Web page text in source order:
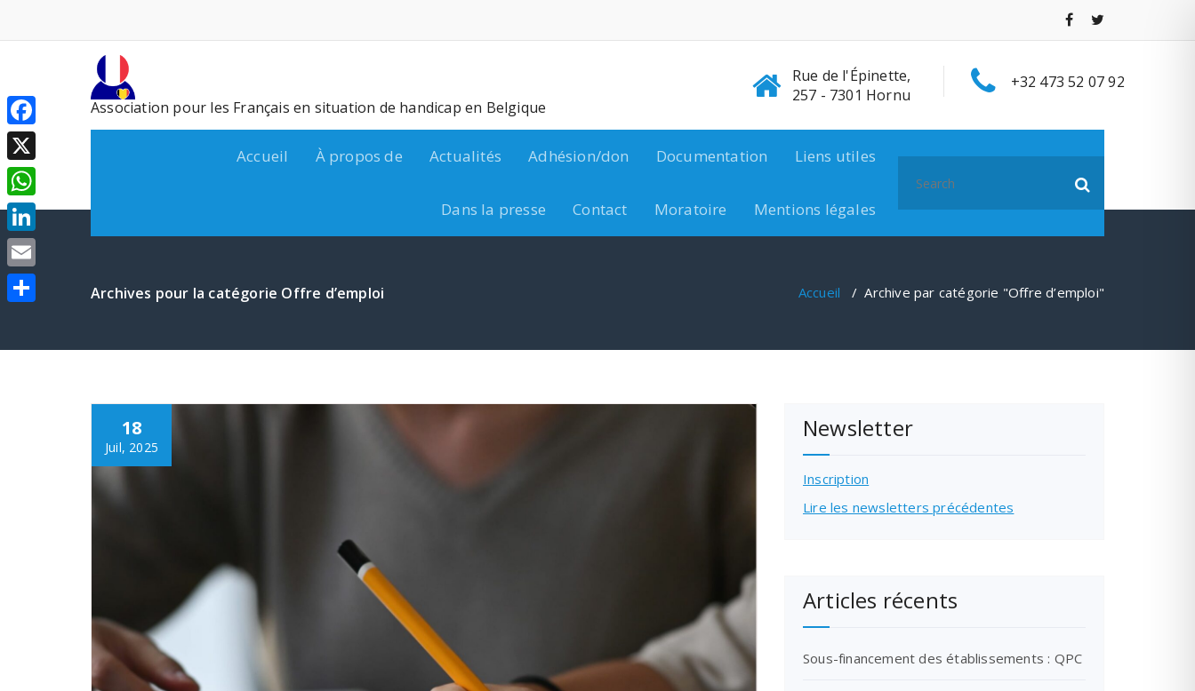
contenu
Association pour les Français en situation de handicap en Belgique
Rue de l'Épinette,
257 - 7301 Hornu
+32 473 52 07 92
Accueil À propos de Actualités Adhésion/don Documentation Liens utiles
Dans la presse Contact Moratoire Mentions légales
for:
Archives pour la catégorie Offre d’emploi Accueil /Archive par catégorie "Offre d’emploi"
18
Juil, 2025
Newsletter
Inscription
Lire les newsletters précédentes
Articles récents
Sous-financement des établissements : QPC
Facebook
X
WhatsApp
LinkedIn
Email